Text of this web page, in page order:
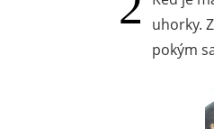
uhorky.
pokým